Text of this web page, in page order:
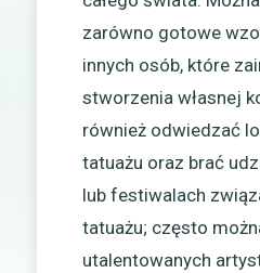
zarówno gotowe
innych osób, które
stworzenia własnej
również odwiedzać
tatuażu oraz brać
lub festiwalach
tatuażu; często
utalentowanych